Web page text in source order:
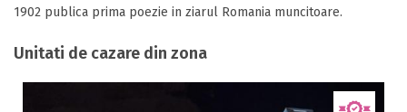
1902 publica prima poezie in ziarul Romania muncitoare.
Unitati de cazare din zona